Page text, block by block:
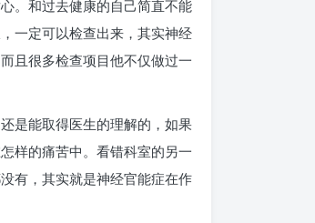
。和过去健康的自己简直不能
一定可以检查出来，其实神经
且很多检查项目他不仅做过一
是能取得医生的理解的，如果
样的痛苦中。看错科室的另一
有，其实就是神经官能症在作